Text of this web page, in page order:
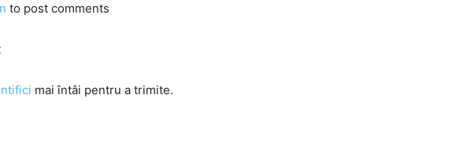
to post comments
mai întâi pentru a trimite.